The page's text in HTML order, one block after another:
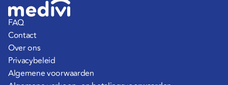
FAQ
Contact
Over ons
Privacybeleid
Algemene voorwaarden